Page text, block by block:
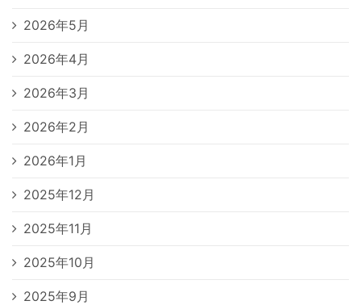
2026年5月
2026年4月
2026年3月
2026年2月
2026年1月
2025年12月
2025年11月
2025年10月
2025年9月